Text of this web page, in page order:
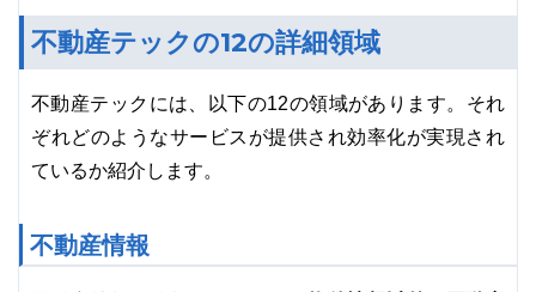
不動産テックの12の詳細領域
不動産テックには、以下の12の領域があります。それ
ぞれどのようなサービスが提供され効率化が実現され
ているか紹介します。
不動産情報